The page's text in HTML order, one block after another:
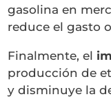
gasolina en
reduce el gasto
Finalmente, el
producción de
y disminuye la